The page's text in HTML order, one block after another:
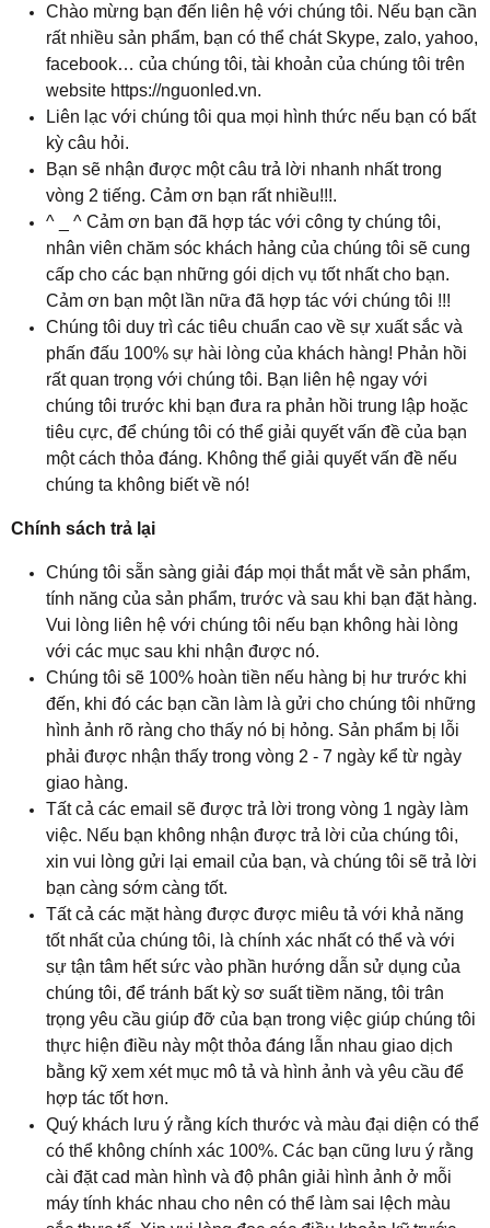
Chào mừng bạn đến liên hệ với chúng tôi. Nếu bạn cần
rất nhiều sản phẩm, bạn có thể chát Skype, zalo, yahoo,
facebook… của chúng tôi, tài khoản của chúng tôi trên
website https://nguonled.vn.
Liên lạc với chúng tôi qua mọi hình thức nếu bạn có bất
kỳ câu hỏi.
Bạn sẽ nhận được một câu trả lời nhanh nhất trong
vòng 2 tiếng. Cảm ơn bạn rất nhiều!!!.
^ _ ^ Cảm ơn bạn đã hợp tác với công ty chúng tôi,
nhân viên chăm sóc khách hảng của chúng tôi sẽ cung
cấp cho các bạn những gói dịch vụ tốt nhất cho bạn.
Cảm ơn bạn một lần nữa đã hợp tác với chúng tôi !!!
Chúng tôi duy trì các tiêu chuẩn cao về sự xuất sắc và
phấn đấu 100% sự hài lòng của khách hàng! Phản hồi
rất quan trọng với chúng tôi. Bạn liên hệ ngay với
chúng tôi trước khi bạn đưa ra phản hồi trung lập hoặc
tiêu cực, để chúng tôi có thể giải quyết vấn đề của bạn
một cách thỏa đáng. Không thể giải quyết vấn đề nếu
chúng ta không biết về nó!
Chính sách trả lại
Chúng tôi sẵn sàng giải đáp mọi thắt mắt về sản phẩm,
tính năng của sản phẩm, trước và sau khi bạn đặt hàng.
Vui lòng liên hệ với chúng tôi nếu bạn không hài lòng
với các mục sau khi nhận được nó.
Chúng tôi sẽ 100% hoàn tiền nếu hàng bị hư trước khi
đến, khi đó các bạn cần làm là gửi cho chúng tôi những
hình ảnh rõ ràng cho thấy nó bị hỏng. Sản phẩm bị lỗi
phải được nhận thấy trong vòng 2 - 7 ngày kể từ ngày
giao hàng.
Tất cả các email sẽ được trả lời trong vòng 1 ngày làm
việc. Nếu bạn không nhận được trả lời của chúng tôi,
xin vui lòng gửi lại email của bạn, và chúng tôi sẽ trả lời
bạn càng sớm càng tốt.
Tất cả các mặt hàng được được miêu tả với khả năng
tốt nhất của chúng tôi, là chính xác nhất có thể và với
sự tận tâm hết sức vào phần hướng dẫn sử dụng của
chúng tôi, để tránh bất kỳ sơ suất tiềm năng, tôi trân
trọng yêu cầu giúp đỡ của bạn trong việc giúp chúng tôi
thực hiện điều này một thỏa đáng lẫn nhau giao dịch
bằng kỹ xem xét mục mô tả và hình ảnh và yêu cầu để
hợp tác tốt hơn.
Quý khách lưu ý rằng kích thước và màu đại diện có thể
có thể không chính xác 100%. Các bạn cũng lưu ý rằng
cài đặt cad màn hình và độ phân giải hình ảnh ở mỗi
máy tính khác nhau cho nên có thể làm sai lệch màu